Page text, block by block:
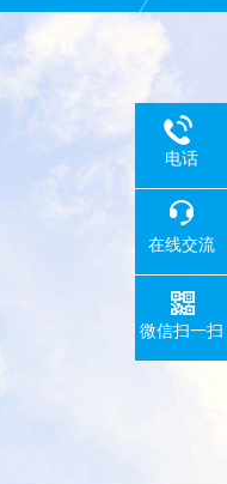
电话
在线交流
微信扫一扫